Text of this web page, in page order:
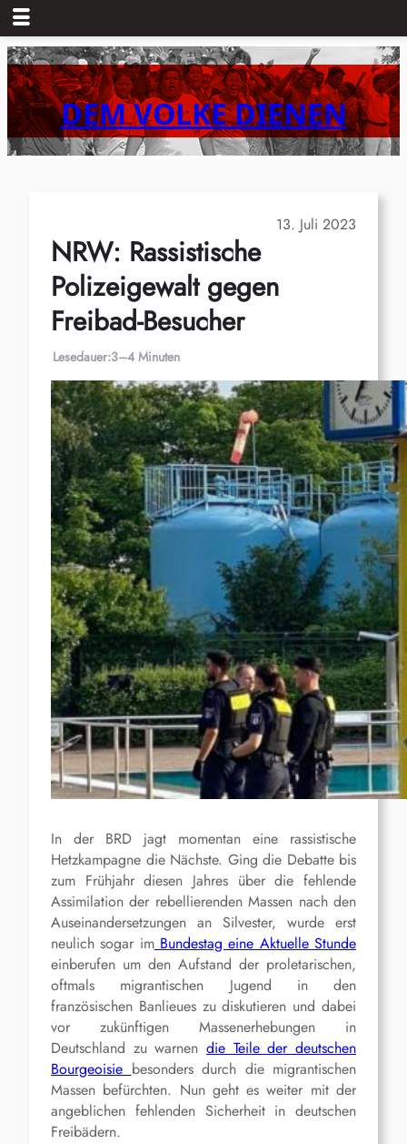
Zum
Inhalt
springenDEM VOLKE DIENEN
13. Juli 2023
NRW: Rassistische
Polizeigewalt gegen
Freibad-Besucher
Lesedauer:3–4 Minuten
In der BRD jagt momentan eine rassistische
Hetzkampagne die Nächste. Ging die Debatte bis
zum Frühjahr diesen Jahres über die fehlende
Assimilation der rebellierenden Massen nach den
Auseinandersetzungen an Silvester, wurde erst
neulich sogar imBundestag eine Aktuelle Stunde
einberufen um den Aufstand der proletarischen,
oftmals migrantischen Jugend in den
französischen Banlieues zu diskutieren und dabei
vor zukünftigen Massenerhebungen in
Deutschland zu warnen die Teile der deutschen
Bourgeoisie besonders durch die migrantischen
Massen befürchten. Nun geht es weiter mit der
angeblichen fehlenden Sicherheit in deutschen
Freibädern.